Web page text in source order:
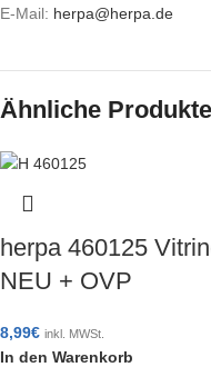
E-Mail: herpa@herpa.de
Ähnliche Produkte
herpa 460125
NEU + OVP
8,99€ inkl. MWSt.
In den Warenkorb